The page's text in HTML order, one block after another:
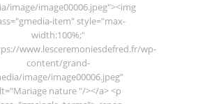
image/image00006.jpeg"><img
item" style="max-
width:100%;"
www.lesceremoniesdefred.fr/wp-
content/grand-
image/image00006.jpeg"
nature "/></a> <p